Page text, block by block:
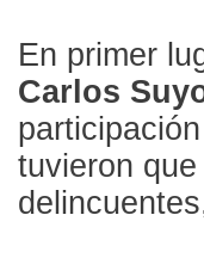
En primer
Carlos
tuvieron